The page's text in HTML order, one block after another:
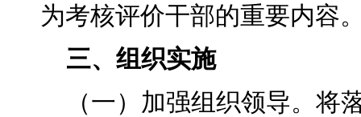
为考核评价干部的重要内容
三、组织实施
（一）加强组织领导。将